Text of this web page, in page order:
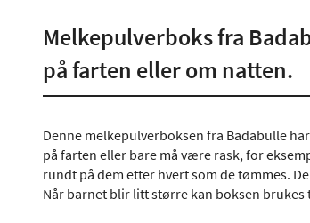
Melkepulverboks fra
på farten eller om natten.
Denne melkepulverboksen fra Badabulle
på farten eller bare må være rask, for
rundt på dem etter hvert som de tømmes.
Når barnet blir litt større kan boksen